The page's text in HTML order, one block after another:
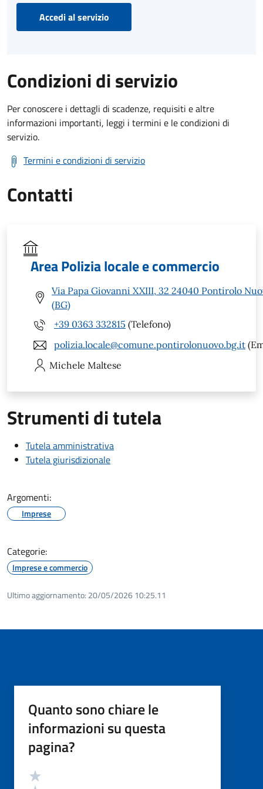
Accedi al servizio
Condizioni di servizio
Per conoscere i dettagli di scadenze, requisiti e altre
informazioni importanti, leggi i termini e le condizioni di
servizio.
Termini e condizioni di servizio
Contatti
Area Polizia locale e commercio
Via Papa Giovanni XXIII, 32 24040 Pontirolo
(BG)
+39 0363 332815 (Telefono)
polizia.locale@comune.pontirolonuovo.bg.it
Michele Maltese
Strumenti di tutela
Tutela amministrativa
Tutela giurisdizionale
Argomenti:
Imprese
Categorie:
Imprese e commercio
Ultimo aggiornamento: 20/05/2026 10:25.11
Quanto sono chiare le
informazioni su questa
pagina?
Valutazione